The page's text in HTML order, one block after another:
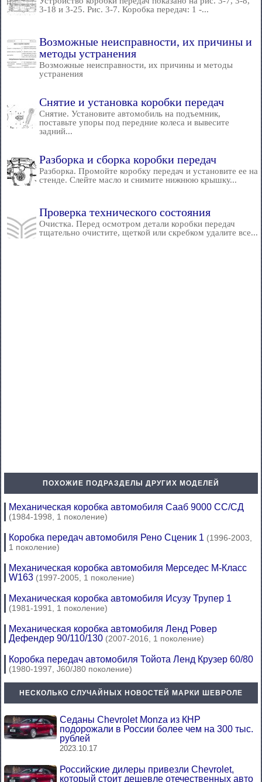
3-18 и 3-25. Рис. 3-7. Коробка передач: 1 -...
Возможные неисправности, их причины и
методы устранения
Возможные неисправности, их причины и методы
устранения
Снятие и установка коробки передач
Снятие. Установите автомобиль на подъемник,
поставьте упоры под передние колеса и вывесите
задний...
Разборка и сборка коробки передач
Разборка. Промойте коробку передач и установите ее на
стенде. Слейте масло и снимите нижнюю крышку...
Проверка технического состояния
Очистка. Перед осмотром детали коробки передач
тщательно очистите, щеткой или скребком удалите все...
ПОХОЖИЕ ПОДРАЗДЕЛЫ ДРУГИХ МОДЕЛЕЙ
Механическая коробка автомобиля Сааб 9000 СС/СД
(1984-1998, 1 поколение)
Коробка передач автомобиля Рено Сценик 1 (1996-2003,
1 поколение)
Механическая коробка автомобиля Мерседес М-Класс
W163 (1997-2005, 1 поколение)
Механическая коробка автомобиля Исузу Трупер 1
(1981-1991, 1 поколение)
Механическая коробка автомобиля Ленд Ровер
Дефендер 90/110/130 (2007-2016, 1 поколение)
Коробка передач автомобиля Тойота Ленд Крузер 60/80
(1980-1997, J60/J80 поколение)
НЕСКОЛЬКО СЛУЧАЙНЫХ НОВОСТЕЙ МАРКИ ШЕВРОЛЕ
Седаны Chevrolet Monza из КНР
подорожали в России более чем на 300 тыс.
рублей
2023.10.17
Российские дилеры привезли Chevrolet,
который стоит дешевле отечественных авто